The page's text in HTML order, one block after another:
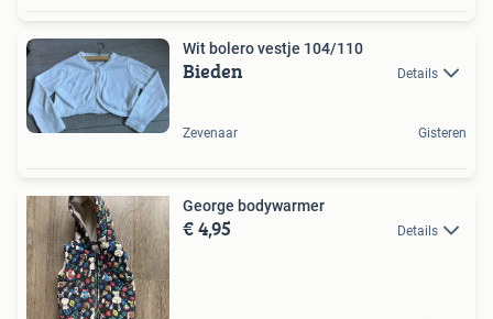
Wit bolero vestje 104/110
Bieden Details
Zevenaar Gisteren
George bodywarmer
€ 4,95 Details